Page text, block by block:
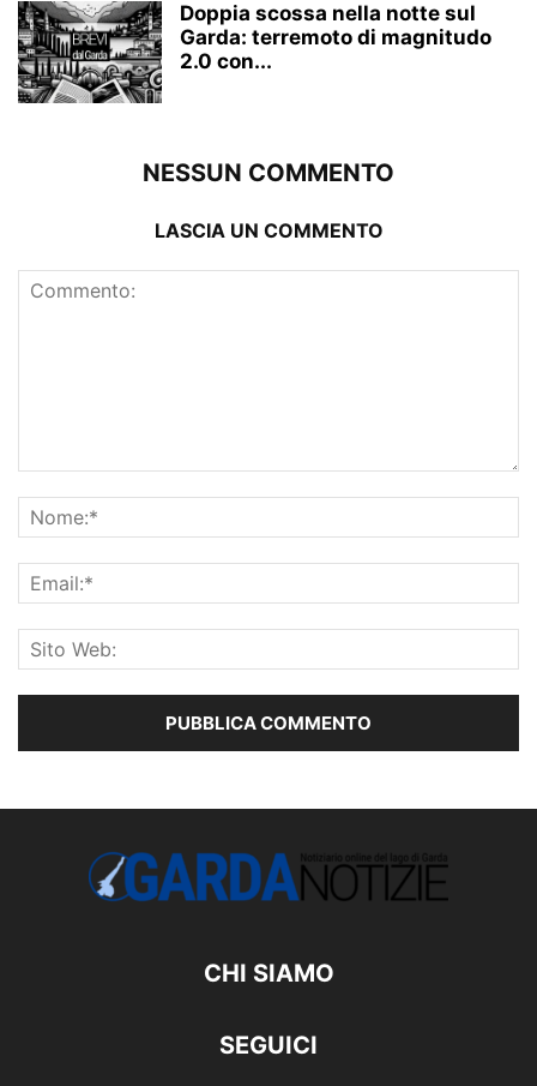
Doppia scossa nella notte sul
Garda: terremoto di magnitudo
2.0 con...
NESSUN COMMENTO
LASCIA UN COMMENTO
CHI SIAMO
SEGUICI